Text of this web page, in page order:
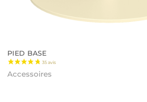
PIED BASE
Accessoires